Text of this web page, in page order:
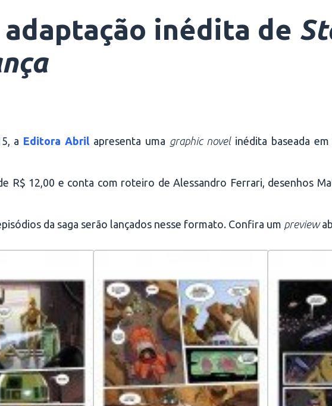
inédita de
a Editora Abril apresenta uma graphic novel inédita baseada em
R$ 12,00 e conta com roteiro de Alessandro Ferrari, desenhos
da saga serão lançados nesse formato. Confira um preview